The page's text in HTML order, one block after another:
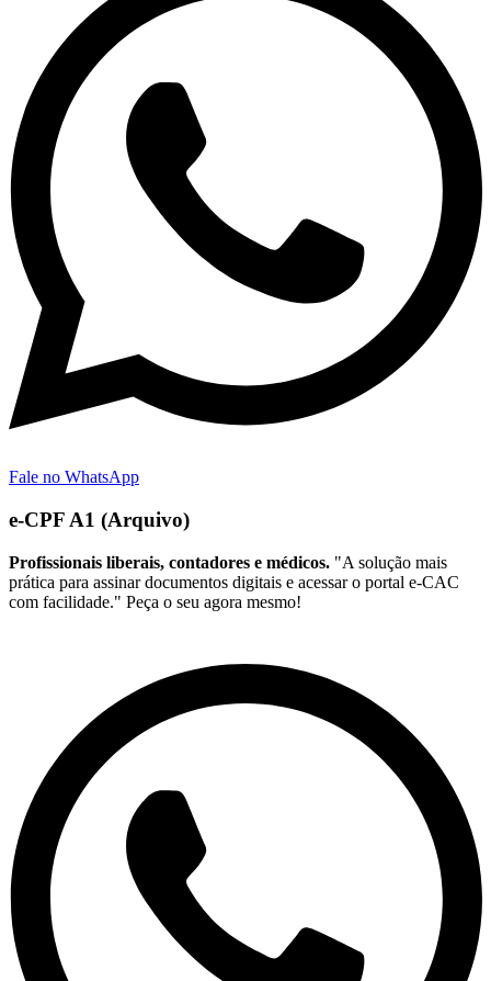
Fale no WhatsApp
e-CPF A1 (Arquivo)
Profissionais liberais, contadores e médicos. "A solução mais
prática para assinar documentos digitais e acessar o portal e-CAC
com facilidade." Peça o seu agora mesmo!